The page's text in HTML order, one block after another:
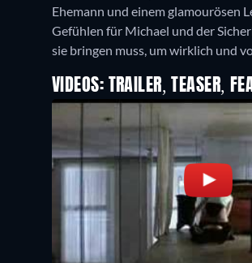
Ehemann und einem glamourösen
Gefühlen für Michael und der
VIDEOS: TRAILER, TEASER,